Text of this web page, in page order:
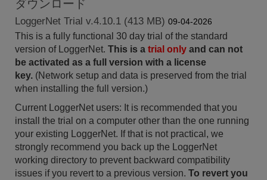
ダウンロード
LoggerNet Trial v.4.10.1 (413 MB) 09-04-2026
This is a fully functional 30 day trial of the standard
version of LoggerNet. This is a trial only and can not
be activated as a full version with a license
key. (Network setup and data is preserved from the trial
when installing the full version.)
Current LoggerNet users: It is recommended that you
install the trial on a computer other than the one running
your existing LoggerNet. If that is not practical, we
strongly recommend you back up the LoggerNet
working directory to prevent backward compatibility
issues if you revert to a previous version. To revert you